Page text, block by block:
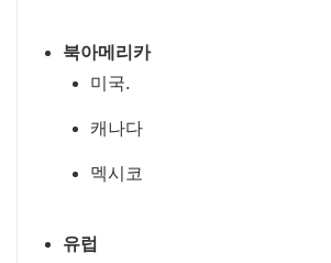
북아메리카
미국.
캐나다
멕시코
유럽